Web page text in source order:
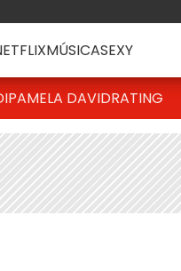
MÚSICASEXY
PAMELA DAVIDRATING